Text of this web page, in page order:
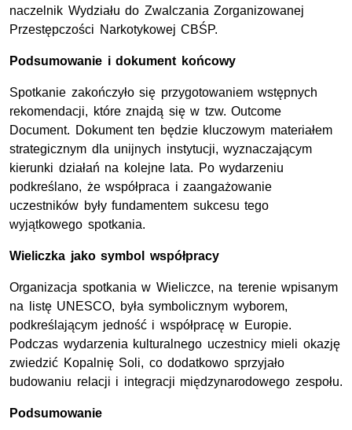
naczelnik Wydziału do Zwalczania Zorganizowanej
Przestępczości Narkotykowej CBŚP.
Podsumowanie i dokument końcowy
Spotkanie zakończyło się przygotowaniem wstępnych
rekomendacji, które znajdą się w tzw. Outcome
Document. Dokument ten będzie kluczowym materiałem
strategicznym dla unijnych instytucji, wyznaczającym
kierunki działań na kolejne lata. Po wydarzeniu
podkreślano, że współpraca i zaangażowanie
uczestników były fundamentem sukcesu tego
wyjątkowego spotkania.
Wieliczka jako symbol współpracy
Organizacja spotkania w Wieliczce, na terenie wpisanym
na listę UNESCO, była symbolicznym wyborem,
podkreślającym jedność i współpracę w Europie.
Podczas wydarzenia kulturalnego uczestnicy mieli okazję
zwiedzić Kopalnię Soli, co dodatkowo sprzyjało
budowaniu relacji i integracji międzynarodowego zespołu.
Podsumowanie